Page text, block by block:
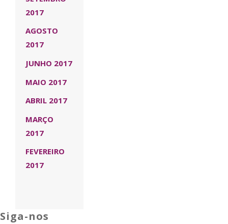
2017
AGOSTO
2017
JUNHO 2017
MAIO 2017
ABRIL 2017
MARÇO
2017
FEVEREIRO
2017
Siga-nos